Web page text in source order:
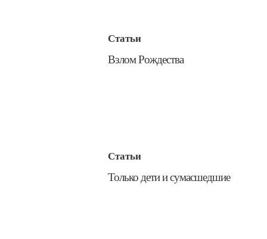
Статьи
​Взлом Рождества
Статьи
​Только дети и сумасшедшие